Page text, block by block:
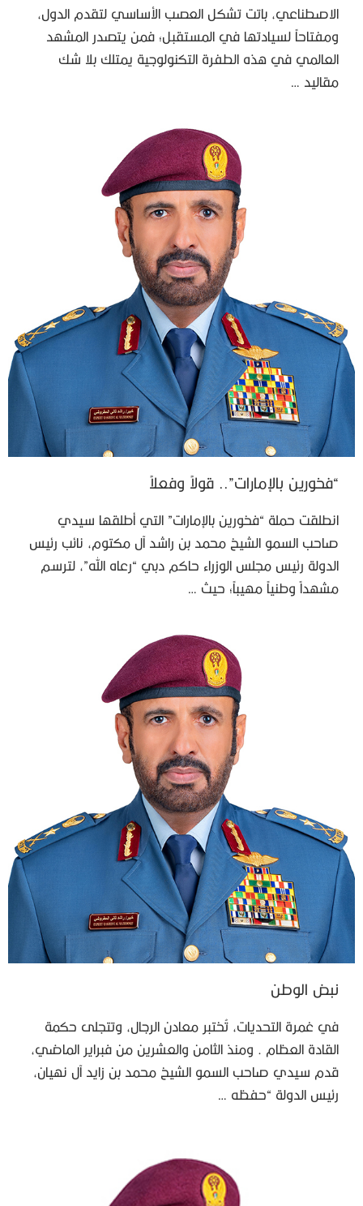
الاصطناعي، باتت تشكل العصب الأساسي لتقدم الدول،
ومفتاحاً لسيادتها في المستقبل؛ فمن يتصدر المشهد
العالمي في هذه الطفرة التكنولوجية يمتلك بلا شك
مقاليد …
“فخورين بالإمارات”.. قولاً وفعلاً
انطلقت حملة “فخورين بالإمارات” التي أطلقها سيدي
صاحب السمو الشيخ محمد بن راشد آل مكتوم، نائب رئيس
الدولة رئيس مجلس الوزراء حاكم دبي “رعاه الله”، لترسم
مشهداً وطنياً مهيباً؛ حيث …
نبض الوطن
في غمرة التحديات، تُختبر معادن الرجال، وتتجلى حكمة
القادة العظام . ومنذ الثامن والعشرين من فبراير الماضي،
قدم سيدي صاحب السمو الشيخ محمد بن زايد آل نهيان،
رئيس الدولة “حفظه …